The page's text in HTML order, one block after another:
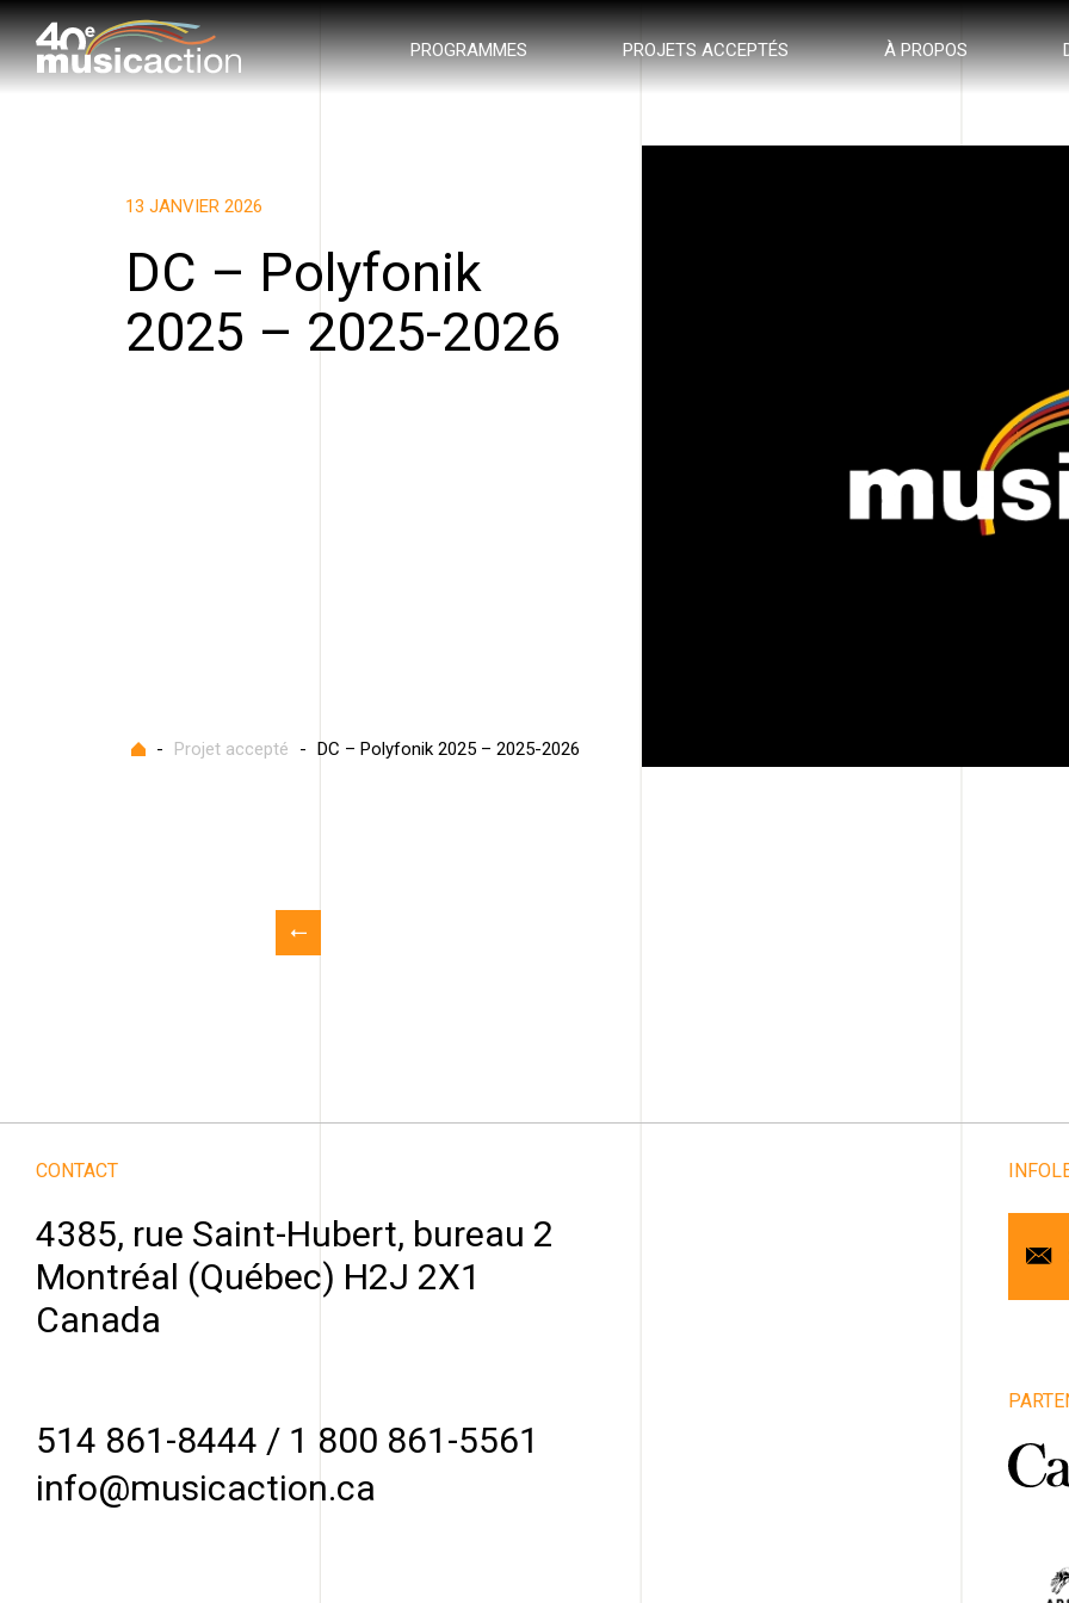
PROGRAMMES PROJETS ACCEPTÉS À PROPOS
13 JANVIER 2026
DC – Polyfonik
2025 – 2025-2026
Accueil
- Projet accepté - DC – Polyfonik 2025 – 2025-2026
CONTACT
4385, rue Saint-Hubert, bureau 2
Montréal (Québec) H2J 2X1
Canada
514 861-8444 / 1 800 861-5561
info@musicaction.ca